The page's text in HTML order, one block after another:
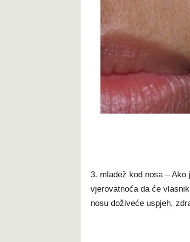
3. mladež kod nosa – Ako
vjerovatnoća da će
nosu doživeće uspjeh,